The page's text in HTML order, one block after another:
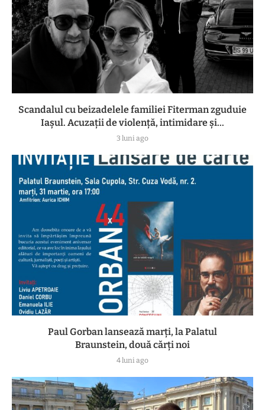
Scandalul cu beizadelele familiei Fiterman zguduie
Iașul. Acuzații de violență, intimidare și...
3 luni ago
Paul Gorban lansează marți, la Palatul
Braunstein, două cărți noi
4 luni ago